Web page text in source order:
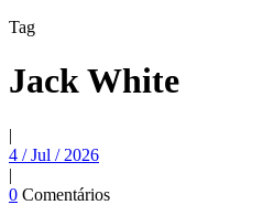
Tag
Jack White
|
4 / Jul / 2026
|
0 Comentários